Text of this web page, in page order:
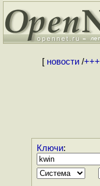
[ новости/+++
Ключи: